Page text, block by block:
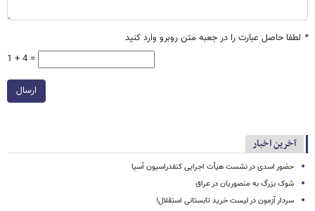
* لطفا حاصل عبارت را در جعبه متن روبرو وارد کنید
1 + 4 =
ارسال
آخرین اخبار
حضور اسدی در نشست هیأت اجرایی کنفدراسیون آسیا
شوک بزرگ به منصوریان در عراق
سردار آزمون در لیست خرید تابستانی استقلال!